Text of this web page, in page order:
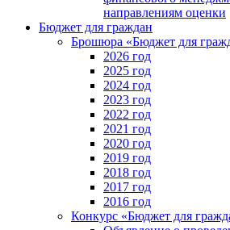
направлениям оценки
Бюджет для граждан
Брошюра «Бюджет для
2026 год
2025 год
2024 год
2023 год
2022 год
2021 год
2020 год
2019 год
2018 год
2017 год
2016 год
Конкурс «Бюджет для